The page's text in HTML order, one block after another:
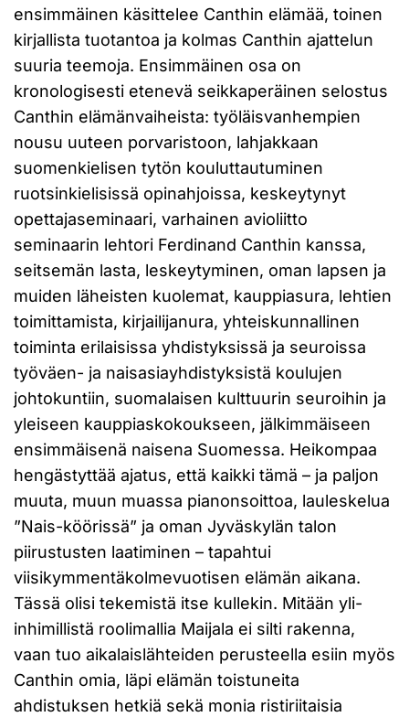
ensimmäinen käsittelee Canthin elämää, toinen
kirjallista tuotantoa ja kolmas Canthin ajattelun
suuria teemoja. Ensimmäinen osa on
kronologisesti etenevä seikkaperäinen selostus
Canthin elämänvaiheista: työläisvanhempien
nousu uuteen porvaristoon, lahjakkaan
suomenkielisen tytön kouluttautuminen
ruotsinkielisissä opinahjoissa, keskeytynyt
opettajaseminaari, varhainen avioliitto
seminaarin lehtori Ferdinand Canthin kanssa,
seitsemän lasta, leskeytyminen, oman lapsen ja
muiden läheisten kuolemat, kauppiasura, lehtien
toimittamista, kirjailijanura, yhteiskunnallinen
toiminta erilaisissa yhdistyksissä ja seuroissa
työväen- ja naisasiayhdistyksistä koulujen
johtokuntiin, suomalaisen kulttuurin seuroihin ja
yleiseen kauppiaskokoukseen, jälkimmäiseen
ensimmäisenä naisena Suomessa. Heikompaa
hengästyttää ajatus, että kaikki tämä – ja paljon
muuta, muun muassa pianonsoittoa, lauleskelua
”Nais-köörissä” ja oman Jyväskylän talon
piirustusten laatiminen – tapahtui
viisikymmentäkolmevuotisen elämän aikana.
Tässä olisi tekemistä itse kullekin. Mitään yli-
inhimillistä roolimallia Maijala ei silti rakenna,
vaan tuo aikalaislähteiden perusteella esiin myös
Canthin omia, läpi elämän toistuneita
ahdistuksen hetkiä sekä monia ristiriitaisia